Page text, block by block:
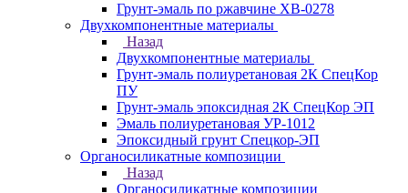
Грунт-эмаль по ржавчине ХВ-0278
Двухкомпонентные материалы
Назад
Двухкомпонентные материалы
Грунт-эмаль полиуретановая 2К СпецКор
ПУ
Грунт-эмаль эпоксидная 2К СпецКор ЭП
Эмаль полиуретановая УР-1012
Эпоксидный грунт Спецкор-ЭП
Органосиликатные композиции
Назад
Органосиликатные композиции